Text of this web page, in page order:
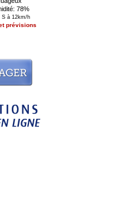
78%
S à 12km/h
prévisions